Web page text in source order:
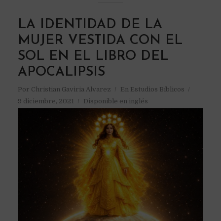
LA IDENTIDAD DE LA
MUJER VESTIDA CON EL
SOL EN EL LIBRO DEL
APOCALIPSIS
Por Christian Gaviria Alvarez En Estudios Bíblicos
9 diciembre, 2021
Disponible en inglés